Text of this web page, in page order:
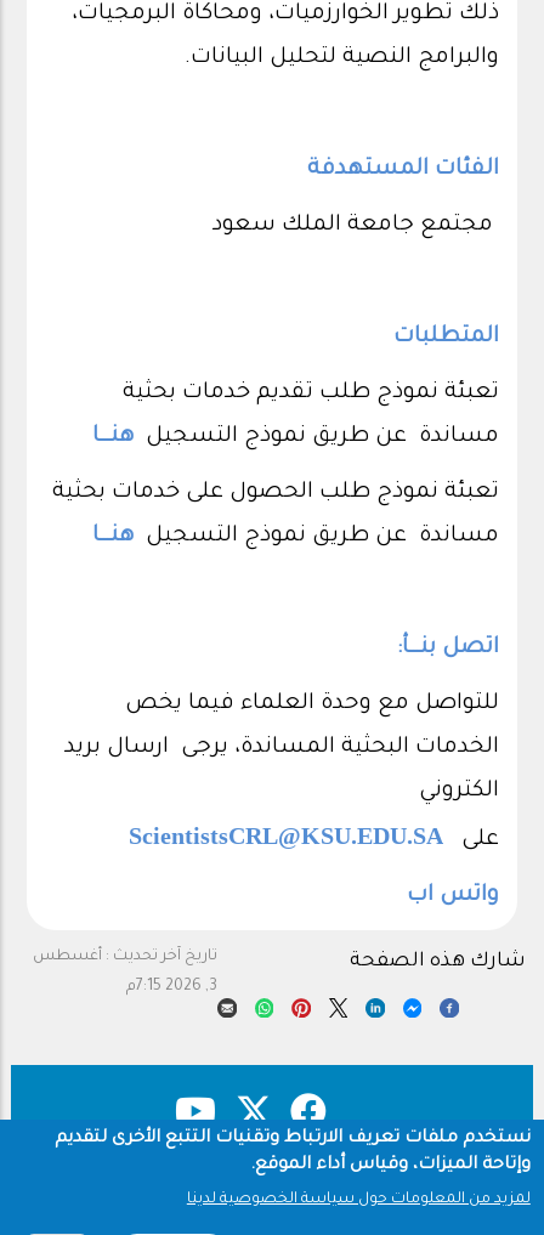
ذلك تطوير الخوارزميات، ومحاكاة البرمجيات،
والبرامج النصية لتحليل البيانات.
الفئات المستهدفة
مجتمع جامعة الملك سعود
المتطلبات
تعبئة نموذج طلب تقديم خدمات بحثية
مساندة عن طريق نموذج التسجيلهنـــا
تعبئة نموذج طلب الحصول على خدمات بحثية
مساندة عن طريق نموذج التسجيلهنـــا
اتصل بنـــأ:
للتواصل مع وحدة العلماء فيما يخص
الخدمات البحثية المساندة، يرجى ارسال بريد
الكتروني
على
ScientistsCRL@KSU.EDU.SA
واتس اب
تاريخ آخر تحديث : أغسطس
3, 2026 7:15م
شارك هذه الصفحة
Footer
نستخدم ملفات تعريف الارتباط وتقنيات التتبع الأخرى لتقديم
وإتاحة الميزات، وقياس أداء الموقع.
لمزيد من المعلومات حول سياسة الخصوصية لدينا